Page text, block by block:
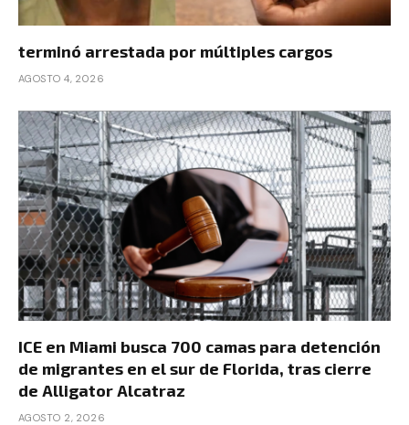
terminó arrestada por múltiples cargos
AGOSTO 4, 2026
ICE en Miami busca 700 camas para detención
de migrantes en el sur de Florida, tras cierre
de Alligator Alcatraz
AGOSTO 2, 2026